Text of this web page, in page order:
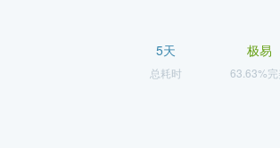
5天
总耗时
极易
63.63%完